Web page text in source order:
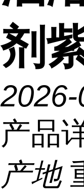
剂
产品
产地